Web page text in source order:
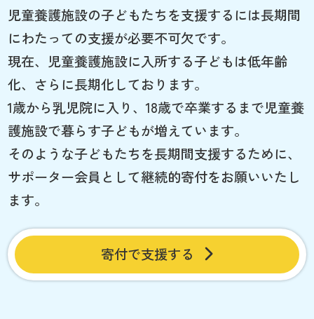
児童養護施設の子どもたちを支援するには長期間
にわたっての支援が必要不可欠です。
現在、児童養護施設に入所する子どもは低年齢
化、さらに長期化しております。
1歳から乳児院に入り、18歳で卒業するまで児童養
護施設で暮らす子どもが増えています。
そのような子どもたちを長期間支援するために、
サポーター会員として継続的寄付をお願いいたし
ます。
寄付で支援する